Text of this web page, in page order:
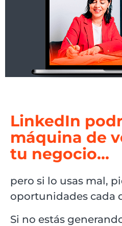
LinkedIn
máquina de
tu negocio…
pero si lo usas mal,
oportunidades cada
Si no estás